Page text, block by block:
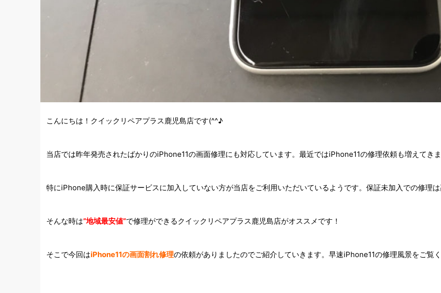
こんにちは！クイックリペアプラス鹿児島店です(^^♪
当店では昨年発売されたばかりのiPhone11の画面修理にも対応しています。最近ではiPhone11の修理依頼も増えてき
特にiPhone購入時に保証サービスに加入していない方が当店をご利用いただいているようです。保証未加入での修理
そんな時は”地域最安値”で修理ができるクイックリペアプラス鹿児島店がオススメです！
そこで今回はiPhone11の画面割れ修理の依頼がありましたのでご紹介していきます。早速iPhone11の修理風景をご覧